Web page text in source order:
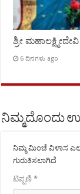
ಶ್ರೀ
6 ದಿನಗಳು ago
ನಿಮ್ಮದೊಂದು
ನಿಮ್ಮ ಮಿಂಚೆ ವಿಳಾಸ
ಗುರುತಿಸಲಾಗಿದೆ
ಟಿಪ್ಪಣಿ*